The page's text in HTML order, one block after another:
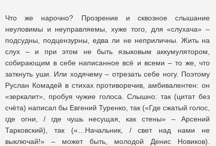
Что же нарочно? Прозрение и сквозное слышание
неуловимы и неуправляемы, хуже того, для «слухача» –
подсудны, подцензурны, едва ли не неприличны. Жить на
слух – и при этом не быть языковым аккумулятором,
собирающим в себе написанное всё и всеми – то же, что
заткнуть уши. Или ходячему – отрезать себе ногу. Поэтому
Руслан Комадей в стихах противоречив, амбивалентен: он
«зеркалит», пробуя чужие голоса. Слышно: так (цитат без
счёта) написал бы Евгений Туренко, так («Где сжатый голос,
где огни, / где чушь несущая, как стены» – Арсений
Тарковский), так («…Начальник, / свет над нами не
выключай!» – может быть, молодой Денис Новиков).